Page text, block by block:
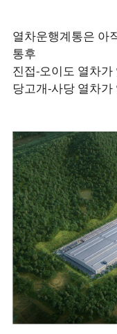
열차운행계통은 아
통후
진접-오이도 열차가
당고개-사당 열차